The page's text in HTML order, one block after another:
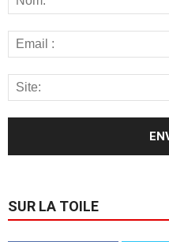
SUR LA TOILE